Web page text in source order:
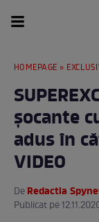
HOMEPAGE »
șocante
adus în
VIDEO
DeRedactia
Publicat pe